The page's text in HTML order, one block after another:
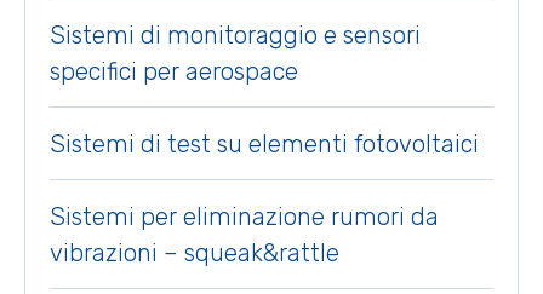
Sistemi di monitoraggio e sensori
specifici per aerospace
Sistemi di test su elementi fotovoltaici
Sistemi per eliminazione rumori da
vibrazioni – squeak&rattle